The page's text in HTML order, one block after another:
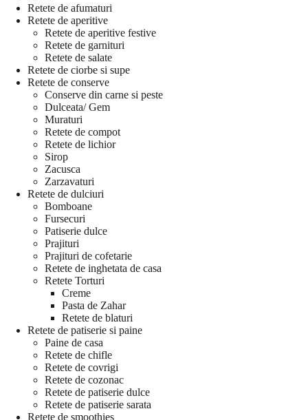
Retete de afumaturi
Retete de aperitive
Retete de aperitive festive
Retete de garnituri
Retete de salate
Retete de ciorbe si supe
Retete de conserve
Conserve din carne si peste
Dulceata/ Gem
Muraturi
Retete de compot
Retete de lichior
Sirop
Zacusca
Zarzavaturi
Retete de dulciuri
Bomboane
Fursecuri
Patiserie dulce
Prajituri
Prajituri de cofetarie
Retete de inghetata de casa
Retete Torturi
Creme
Pasta de Zahar
Retete de blaturi
Retete de patiserie si paine
Paine de casa
Retete de chifle
Retete de covrigi
Retete de cozonac
Retete de patiserie dulce
Retete de patiserie sarata
Retete de smoothies